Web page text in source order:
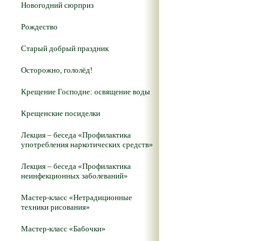
Новогодний сюрприз
Рождество
Старый добрый праздник
Осторожно, гололёд!
Крещение Господне: освящение воды
Крещенские посиделки
Лекция – беседа «Профилактика
употребления наркотических средств»
Лекция – беседа «Профилактика
неинфекционных заболеваний»
Мастер-класс «Нетрадиционные
техники рисования»
Мастер-класс «Бабочки»